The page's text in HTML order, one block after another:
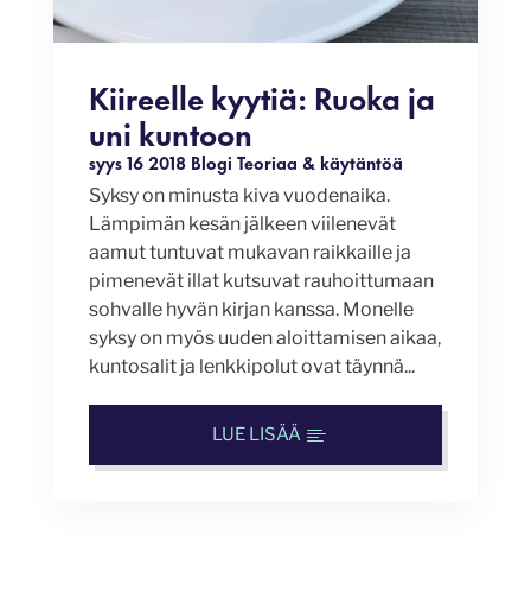
Kiireelle kyytiä: Ruoka ja
uni kuntoon
syys 16 2018 Blogi Teoriaa & käytäntöä
Syksy on minusta kiva vuodenaika.
Lämpimän kesän jälkeen viilenevät
aamut tuntuvat mukavan raikkaille ja
pimenevät illat kutsuvat rauhoittumaan
sohvalle hyvän kirjan kanssa. Monelle
syksy on myös uuden aloittamisen aikaa,
kuntosalit ja lenkkipolut ovat täynnä...
LUE LISÄÄ